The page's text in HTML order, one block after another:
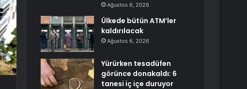
Ağustos 6, 2026
Ülkede bütün ATM’ler
kaldırılacak
Ağustos 6, 2026
Yürürken tesadüfen
görünce donakaldı: 6
tanesi iç içe duruyor